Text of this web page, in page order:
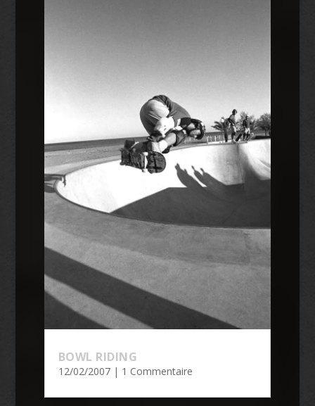
BOWL RIDING
12/02/2007| 1 Commentaire